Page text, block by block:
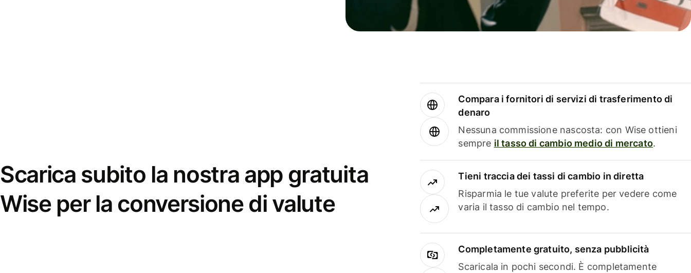
Scarica subito la nostra app gratuita
Wise per la conversione di valute
Compara i fornitori di servizi di trasferimento di
denaro
Nessuna commissione nascosta: con Wise ottieni
sempre il tasso di cambio medio di mercato.
Tieni traccia dei tassi di cambio in diretta
Risparmia le tue valute preferite per vedere come
varia il tasso di cambio nel tempo.
Completamente gratuito, senza pubblicità
Scaricala in pochi secondi. È completamente